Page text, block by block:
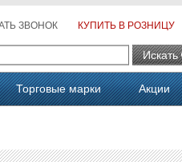
ЗВОНОК КУПИТЬ В РОЗНИЦУ
Искать
Торговые марки Акции